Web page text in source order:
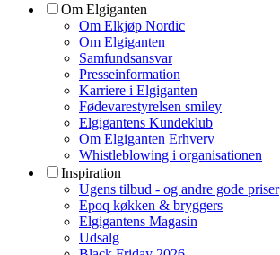
Om Elgiganten
Om Elkjøp Nordic
Om Elgiganten
Samfundsansvar
Presseinformation
Karriere i Elgiganten
Fødevarestyrelsen smiley
Elgigantens Kundeklub
Om Elgiganten Erhverv
Whistleblowing i organisationen
Inspiration
Ugens tilbud - og andre gode priser
Epoq køkken & bryggers
Elgigantens Magasin
Udsalg